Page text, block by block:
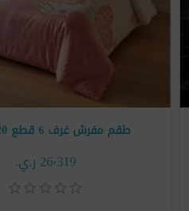
طقم مفرش غرف 6 قطع 220 * 240
26٬319 ر.ي.‏